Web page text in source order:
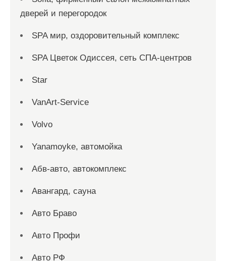
дверей и перегородок
SPA мир, оздоровительный комплекс
SPA Цветок Одиссея, сеть СПА-центров
Star
VanArt-Service
Volvo
Yanamoyke, автомойка
Абв-авто, автокомплекс
Авангард, сауна
Авто Браво
Авто Профи
Авто РФ